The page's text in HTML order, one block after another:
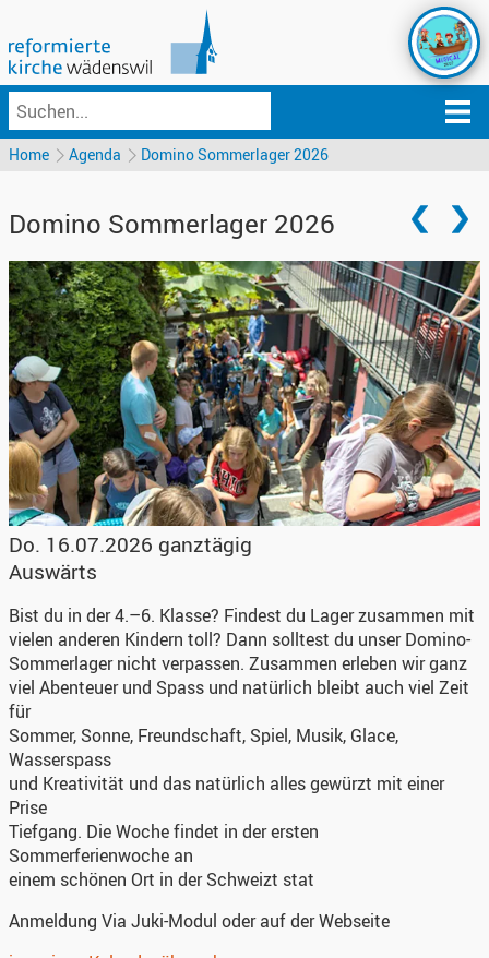
Home Agenda Domino Sommerlager 2026
Domino Sommerlager 2026
Do. 16.07.2026 ganztägig
Auswärts
Bist du in der 4.–6. Klasse? Findest du Lager zusammen mit
vielen anderen Kindern toll? Dann solltest du unser Domino-
Sommerlager nicht verpassen. Zusammen erleben wir ganz
viel Abenteuer und Spass und natürlich bleibt auch viel Zeit
für
Sommer, Sonne, Freundschaft, Spiel, Musik, Glace,
Wasserspass
und Kreativität und das natürlich alles gewürzt mit einer
Prise
Tiefgang. Die Woche findet in der ersten
Sommerferienwoche an
einem schönen Ort in der Schweizt stat
Anmeldung Via Juki-Modul oder auf der Webseite